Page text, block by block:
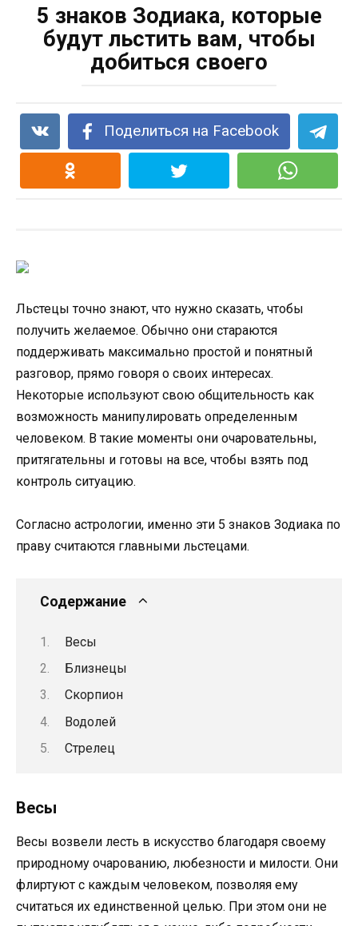
5 знаков Зодиака, которые
будут льстить вам, чтобы
добиться своего
Поделиться на Facebook
Льстецы точно знают, что нужно сказать, чтобы
получить желаемое. Обычно они стараются
поддерживать максимально простой и понятный
разговор, прямо говоря о своих интересах.
Некоторые используют свою общительность как
возможность манипулировать определенным
человеком. В такие моменты они очаровательны,
притягательны и готовы на все, чтобы взять под
контроль ситуацию.
Согласно астрологии, именно эти 5 знаков Зодиака по
праву считаются главными льстецами.
Содержание
Весы
Близнецы
Скорпион
Водолей
Стрелец
Весы
Весы возвели лесть в искусство благодаря своему
природному очарованию, любезности и милости. Они
флиртуют с каждым человеком, позволяя ему
считаться их единственной целью. При этом они не